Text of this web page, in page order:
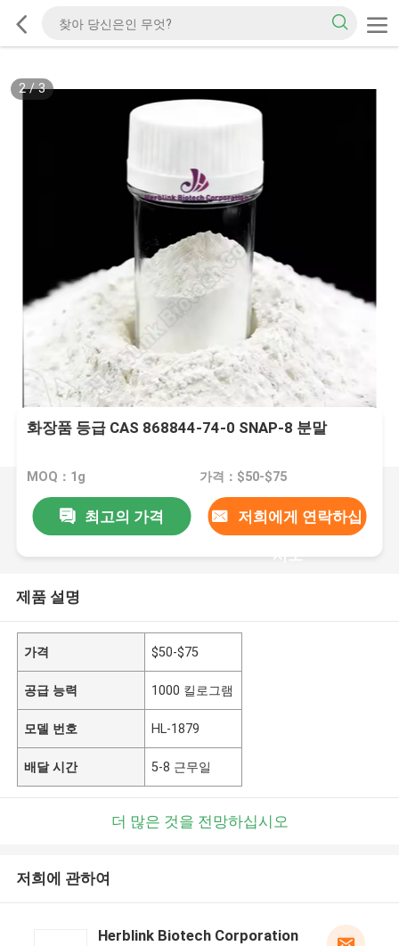
2/3
화장품 등급 CAS 868844-74-0 SNAP-8 분말
MOQ：1g 가격：$50-$75
최고의 가격 저희에게 연락하십
시오
제품 설명
가격 $50-$75
공급 능력 1000 킬로그램
모델 번호 HL-1879
배달 시간 5-8 근무일
더 많은 것을 전망하십시오
저희에 관하여
Herblink Biotech Corporation